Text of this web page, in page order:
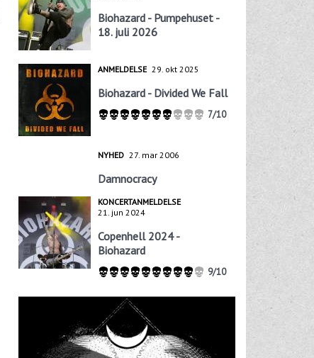
Biohazard - Pumpehuset -
18. juli 2026
ANMELDELSE 29. okt 2025
Biohazard - Divided We Fall
7/10
NYHED 27. mar 2006
Damnocracy
KONCERTANMELDELSE
21. jun 2024
Copenhell 2024 -
Biohazard
9/10